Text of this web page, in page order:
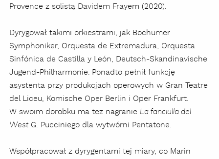
Provence z solistą Davidem Frayem (2020).
Dyrygował takimi orkiestrami, jak Bochumer
Symphoniker, Orquesta de Extremadura, Orquesta
Sinfónica de Castilla y León, Deutsch-Skandinavische
Jugend-Philharmonie. Ponadto pełnił funkcję
asystenta przy produkcjach operowych w Gran Teatre
del Liceu, Komische Oper Berlin i Oper Frankfurt.
W swoim dorobku ma też nagranie La fanciulla del
WestG. Pucciniego dla wytwórni Pentatone.
Współpracował z dyrygentami tej miary, co Marin